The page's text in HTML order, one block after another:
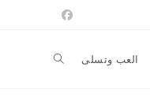
العب وتسلى Toggle